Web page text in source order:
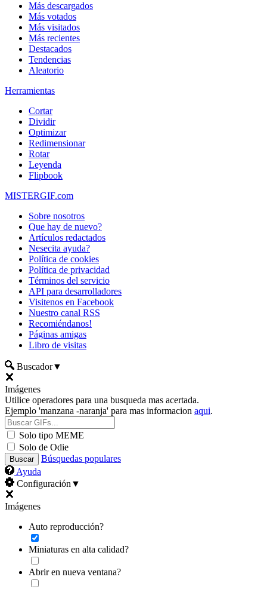
Más descargados
Más votados
Más visitados
Más recientes
Destacados
Tendencias
Aleatorio
Herramientas
Cortar
Dividir
Optimizar
Redimensionar
Rotar
Leyenda
Flipbook
MISTERGIF.com
Sobre nosotros
Que hay de nuevo?
Artículos redactados
Nesecita ayuda?
Política de cookies
Política de privacidad
Términos del servicio
API para desarrolladores
Visitenos en Facebook
Nuestro canal RSS
Recomiéndanos!
Páginas amigas
Libro de visitas
Buscador▼
Imágenes
Utilice operadores para una busqueda mas acertada.
Ejemplo 'manzana -naranja' para mas informacion aqui.
Solo tipo MEME
Solo de Odie
Búsquedas populares
Ayuda
Configuración ▼
Imágenes
Auto reproducción?
Miniaturas en alta calidad?
Abrir en nueva ventana?